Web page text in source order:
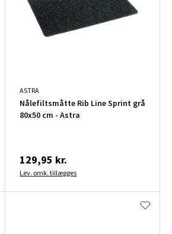
ASTRA
Nålefiltsmåtte Rib Line Sprint grå
80x50 cm - Astra
129,95 kr.
Lev. omk. tillægges